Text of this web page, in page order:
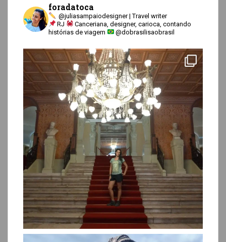
foradatoca
@juliasampaiodesigner | Travel writer
RJ
Canceriana, designer, carioca, contando
histórias de viagem
@dobrasilisaobrasil